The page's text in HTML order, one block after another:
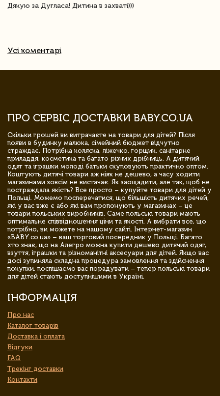
Дякую за Дугласа! Дитина в захваті)))
Усі коментарі
ПРО СЕРВІС ДОСТАВКИ BABY.CO.UA
Скільки грошей ви витрачаєте на товари для дітей? Після
появи в будинку малюка, сімейний бюджет відчутно
страждає. Потрібна коляска, ліжечко, горщик, санітарне
приладдя, косметика та багато різних дрібниць. А дитячий
одяг та іграшки молоді батьки скуповують практично оптом.
Коштують дитячі товари аж ніяк не дешево, а часу ходити
магазинами зовсім не вистачає. Як заощадити, але так, щоб не
постраждала якість? Все просто – купуйте товари для дітей у
Польщі. Можемо посперечатися, що більшість дитячих речей,
які у вас вже є або які вам пропонують у магазинах – це
товари польських виробників. Саме польські товари мають
оптимальне співвідношення ціни та якості. А вибрати все, що
потрібно, ви можете на нашому сайті. Інтернет-магазин
«BABY.co.ua» – ваш торговий посередник у Польщі. Багато
хто знає, що на Алегро можна купити дешево дитячий одяг,
взуття, іграшки та різноманітні аксесуари для дітей. Якщо вас
досі зупиняла складна процедура замовлення та здійснення
покупки, поспішаємо вас порадувати – тепер польські товари
для дітей стають доступнішими в Україні.
ІНФОРМАЦІЯ
Про нас
Каталог товарів
Доставка і оплата
Відгуки
FAQ
Трекінг доставки
Контакти